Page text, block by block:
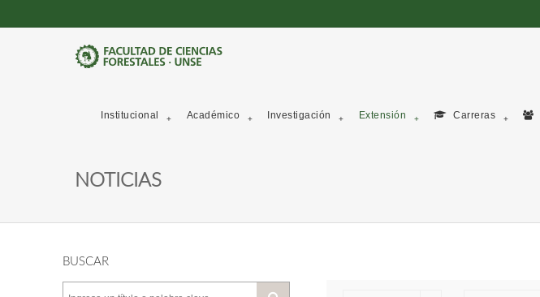
Institucional Académico Investigación Extensión Carreras
NOTICIAS
BUSCAR